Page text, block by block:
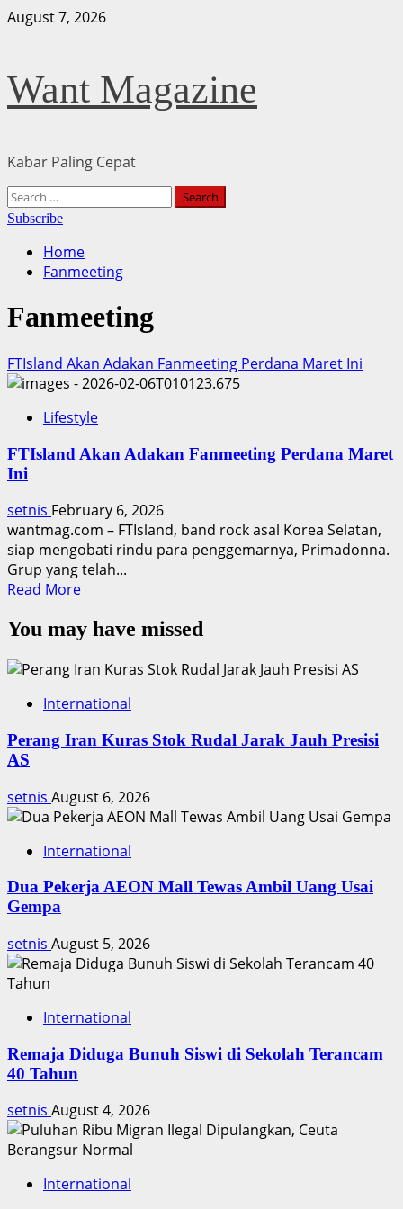
Skip
August 7, 2026
Want Magazine
Kabar Paling Cepat
Primary
Menu
Search
for:
Subscribe
Home
Fanmeeting
Fanmeeting
FTIsland Akan Adakan Fanmeeting Perdana Maret Ini
Lifestyle
FTIsland Akan Adakan Fanmeeting Perdana Maret
Ini
setnis February 6, 2026
wantmag.com – FTIsland, band rock asal Korea Selatan,
siap mengobati rindu para penggemarnya, Primadonna.
Grup yang telah...
Read MoreRead
about
Akan
Fanmeeting
Maret
You may have missed
International
Perang Iran Kuras Stok Rudal Jarak Jauh Presisi
AS
setnis August 6, 2026
International
Dua Pekerja AEON Mall Tewas Ambil Uang Usai
Gempa
setnis August 5, 2026
International
Remaja Diduga Bunuh Siswi di Sekolah Terancam
40 Tahun
setnis August 4, 2026
International